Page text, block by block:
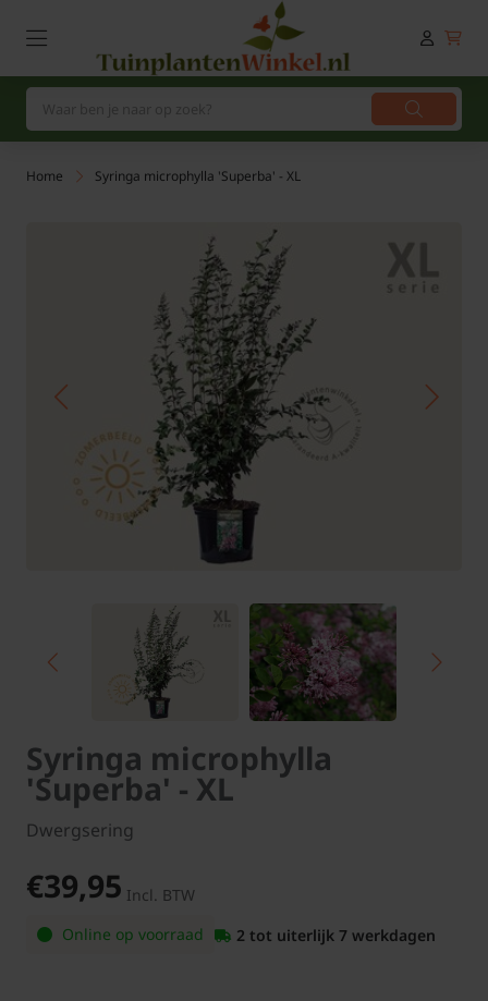
Home Syringa microphylla 'Superba' - XL
Syringa microphylla
'Superba' - XL
Dwergsering
€39,95 Incl. BTW
Online op voorraad
2 tot uiterlijk 7 werkdagen